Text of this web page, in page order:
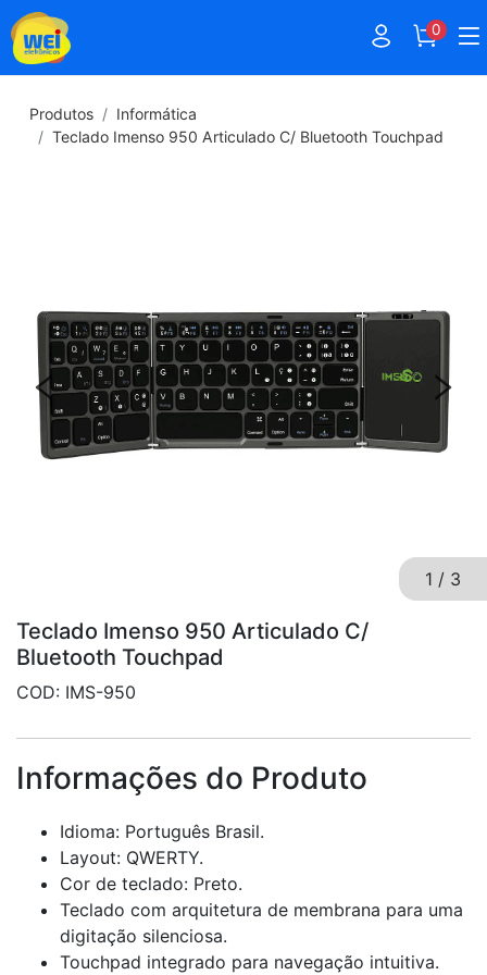
0
Produtos
Informática
Teclado Imenso 950 Articulado C/ Bluetooth Touchpad
1 / 3
Teclado Imenso 950 Articulado C/
Bluetooth Touchpad
COD: IMS-950
Informações do Produto
Idioma: Português Brasil.
Layout: QWERTY.
Cor de teclado: Preto.
Teclado com arquitetura de membrana para uma
digitação silenciosa.
Touchpad integrado para navegação intuitiva.